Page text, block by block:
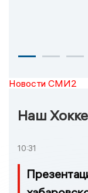
Новости СМИ2
Наш
10:31